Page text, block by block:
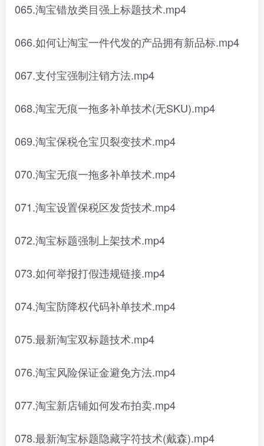
065.淘宝错放类目强上标题技术.mp4
066.如何让淘宝一件代发的产品拥有新品标.mp4
067.支付宝强制注销方法.mp4
068.淘宝无痕一拖多补单技术(无SKU).mp4
069.淘宝保税仓宝贝裂变技术.mp4
070.淘宝无痕一拖多补单技术.mp4
071.淘宝设置保税区发货技术.mp4
072.淘宝标题强制上架技术.mp4
073.如何举报打假违规链接.mp4
074.淘宝防降权代码补单技术.mp4
075.最新淘宝双标题技术.mp4
076.淘宝风险保证金避免方法.mp4
077.淘宝新店铺如何发布拍卖.mp4
078.最新淘宝标题隐藏字符技术(戴森).mp4